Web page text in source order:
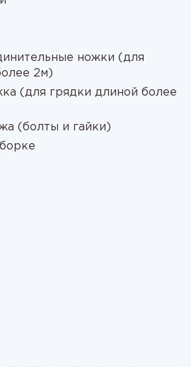
ножки (для
2м)
(для грядки длиной более
(болты и гайки)